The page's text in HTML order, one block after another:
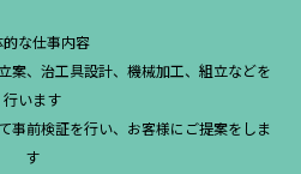
的な仕事内容
案、治工具設計、機械加工、組立などを
行います
事前検証を行い、お客様にご提案をしま
す